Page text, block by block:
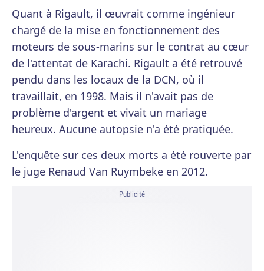
Quant à Rigault, il œuvrait comme ingénieur
chargé de la mise en fonctionnement des
moteurs de sous-marins sur le contrat au cœur
de l'attentat de Karachi. Rigault a été retrouvé
pendu dans les locaux de la DCN, où il
travaillait, en 1998. Mais il n'avait pas de
problème d'argent et vivait un mariage
heureux. Aucune autopsie n'a été pratiquée.
L'enquête sur ces deux morts a été rouverte par
le juge Renaud Van Ruymbeke en 2012.
Publicité